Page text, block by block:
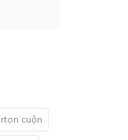
cuộn